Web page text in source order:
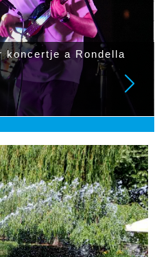
koncertje a Rondella